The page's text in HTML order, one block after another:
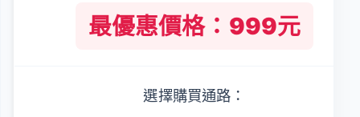
最優惠價格：999元
選擇購買通路：